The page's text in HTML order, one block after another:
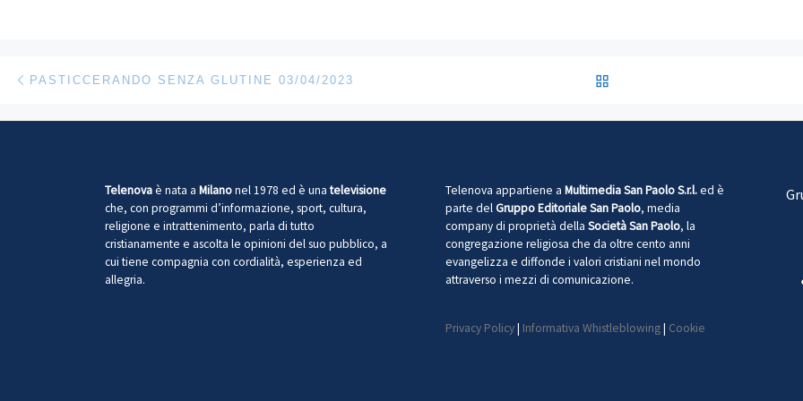
Navigazione articoli
PASTICCERANDO SENZA GLUTINE 03/04/2023 RITORNA ALLA LISTA
Telenovaè nata a Milanonel 1978 ed è unatelevisione
che, con programmi d’informazione, sport, cultura,
religione e intrattenimento, parla di tutto
cristianamente e ascolta le opinioni del suo pubblico, a
cui tiene compagnia con cordialità, esperienza ed
allegria.
Telenova appartiene a Multimedia San Paolo S.r.l.ed è
parte delGruppo Editoriale San Paolo, media
company di proprietà della Società San Paolo, la
congregazione religiosa che da oltre cento anni
evangelizza e diffonde i valori cristiani nel mondo
attraverso i mezzi di comunicazione.
Privacy Policy| Informativa Whistleblowing| Cookie